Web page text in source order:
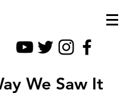
We Saw It